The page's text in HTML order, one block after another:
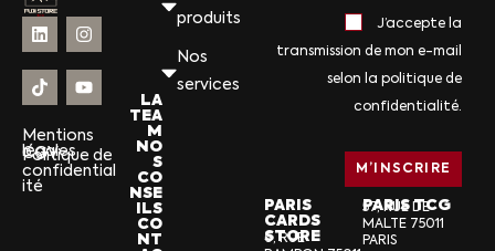
Mentions
légales
CGV
Politique de
confidential
ité
produits
Nos
services
LA
TEA
M
NO
S
CO
NSE
ILS
CO
NT
J’accepte la
transmission de mon e-mail
selon la politique de
confidentialité.
PARIS
CARDS
STORE
6, RUE
PARIS TCG
57, RUE DE
MALTE 75011
PARIS